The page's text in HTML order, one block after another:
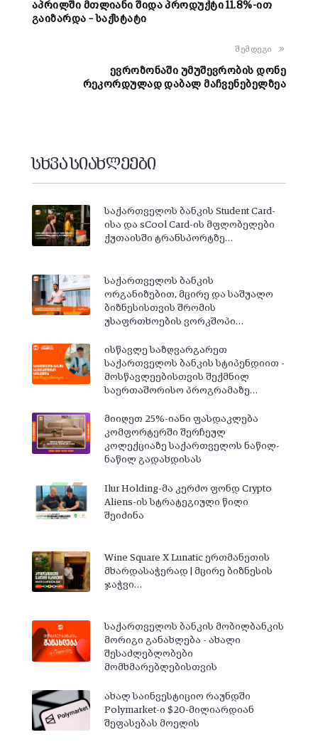
აპრილში მთლიანი შიდა პროდუქტი 11.8%-ით
გაიზარდა – საქსტატი
შემდეგი
ევროზონაში უმუშევრობის დონე
რეკორდულად დაბალ მაჩვენებელზეა
სხვა სიახლეები
საქართველოს ბანკის Student Card-
ისა და sCool Card-ის მფლობელები
ქუთაისში ტრანსპორტზე…
საქართველოს ბანკის
ორგანიზებით, მცირე და საშუალო
ბიზნესისთვის შრომის
უსაფრთხოების ვორკშოპი…
ისწავლე საზღვარგარეთ
საქართველოს ბანკის სტიპენდიით -
მოსწავლეებისთვის შექმნილ
საერთაშორისო პროგრამაზე…
მიიღეთ 25%-იანი ფასდაკლება
კომფორტერში შერჩეულ
კოლექციაზე საქართველოს ნაწილ-
ნაწილ გადახდისას
Ilur Holding-მა კერძო ფონდ Crypto
Aliens-ის სტრატეგიული წილი
შეიძინა
Wine Square X Lunatic ერთმანეთის
მხარდასაჭერად | მცირე ბიზნესის
ჯაჭვი…
საქართველოს ბანკის მობილბანკის
მორიგი განახლება - ახალი
შესაძლებლობები
მომხმარებლებისთვის
ახალ საინვესტიციო რაუნდში
Polymarket-ი $20-მილიარდიან
შეფასებას მოელის